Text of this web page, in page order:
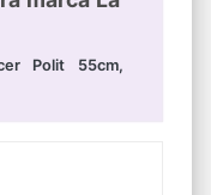
Polit 55cm,